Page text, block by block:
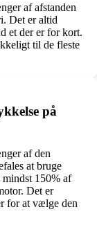
af afstanden
Det er altid
et der er for kort.
til de fleste
på
af den
at bruge
mindst 150% af
Det er
for at vælge den